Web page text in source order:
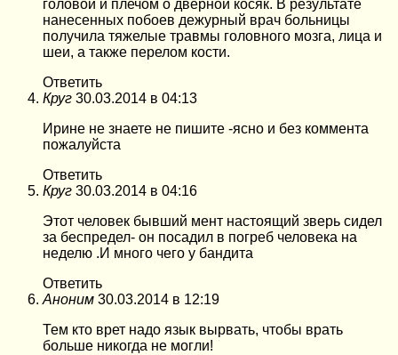
головой и плечом о дверной косяк. В результате
нанесенных побоев дежурный врач больницы
получила тяжелые травмы головного мозга, лица и
шеи, а также перелом кости.
Ответить
Круг 30.03.2014 в 04:13
Ирине не знаете не пишите -ясно и без коммента
пожалуйста
Ответить
Круг 30.03.2014 в 04:16
Этот человек бывший мент настоящий зверь сидел
за беспредел- он посадил в погреб человека на
неделю .И много чего у бандита
Ответить
Аноним 30.03.2014 в 12:19
Тем кто врет надо язык вырвать, чтобы врать
больше никогда не могли!